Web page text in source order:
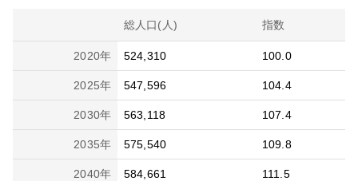
総人口(人) 指数
2020年 524,310 100.0
2025年 547,596 104.4
2030年 563,118 107.4
2035年 575,540 109.8
2040年 584,661 111.5